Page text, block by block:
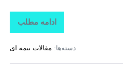
ادامه مطلب
تاراز
بیمه
بیمه
درمان
دسته‌ها: مقالات بیمه ای